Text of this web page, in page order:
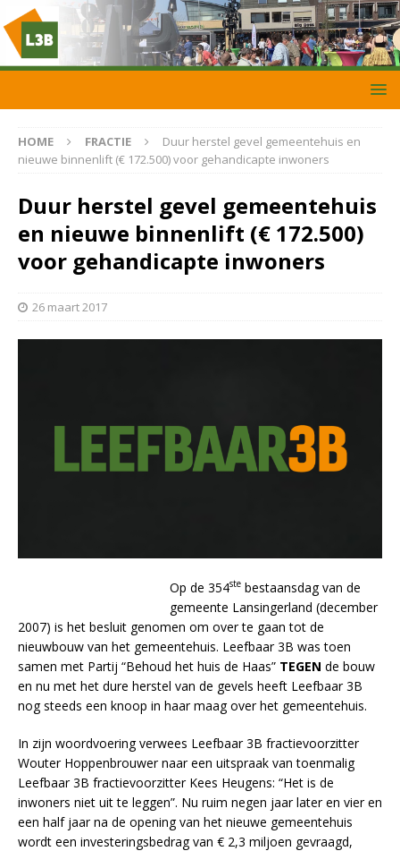
HOME FRACTIE
Duur herstel gevel gemeentehuis en
nieuwe binnenlift (€ 172.500) voor gehandicapte inwoners
Duur herstel gevel gemeentehuis
en nieuwe binnenlift (€ 172.500)
voor gehandicapte inwoners
26 maart 2017
Op de 354ste bestaansdag van de
gemeente Lansingerland (december
2007) is het besluit genomen om over te gaan tot de
nieuwbouw van het gemeentehuis. Leefbaar 3B was toen
samen met Partij “Behoud het huis de Haas” TEGEN de bouw
en nu met het dure herstel van de gevels heeft Leefbaar 3B
nog steeds een knoop in haar maag over het gemeentehuis.
In zijn woordvoering verwees Leefbaar 3B fractievoorzitter
Wouter Hoppenbrouwer naar een uitspraak van toenmalig
Leefbaar 3B fractievoorzitter Kees Heugens: “Het is de
inwoners niet uit te leggen”. Nu ruim negen jaar later en vier en
een half jaar na de opening van het nieuwe gemeentehuis
wordt een investeringsbedrag van € 2,3 miljoen gevraagd,